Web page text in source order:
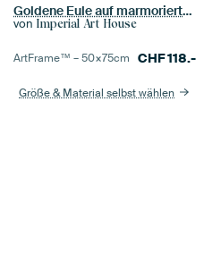
Goldene Eule auf marmoriertem Hintergrund
von Imperial Art House
ArtFrame™ –50×75cm CHF118.-
Größe & Material selbst wählen